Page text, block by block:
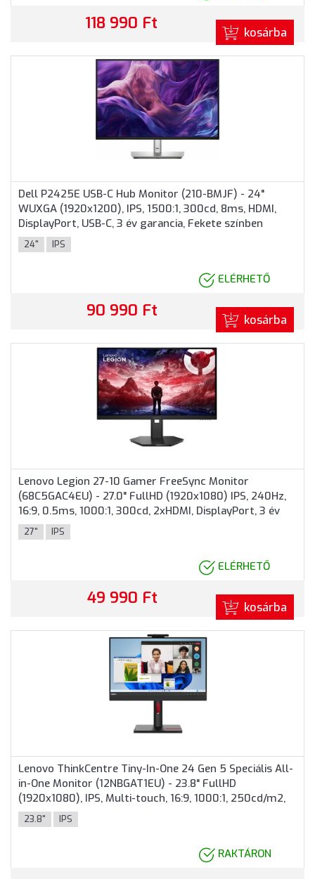
118 990 Ft kosárba
Dell P2425E USB-C Hub Monitor (210-BMJF) - 24"
WUXGA (1920x1200), IPS, 1500:1, 300cd, 8ms, HDMI,
DisplayPort, USB-C, 3 év garancia, Fekete színben
24" IPS
ELÉRHETŐ
90 990 Ft kosárba
Lenovo Legion 27-10 Gamer FreeSync Monitor
(68C5GAC4EU) - 27.0" FullHD (1920x1080) IPS, 240Hz,
16:9, 0.5ms, 1000:1, 300cd, 2xHDMI, DisplayPort, 3 év
garancia, Fekete színben
27" IPS
ELÉRHETŐ
49 990 Ft kosárba
Lenovo ThinkCentre Tiny-In-One 24 Gen 5 Speciális All-
in-One Monitor (12NBGAT1EU) - 23.8" FullHD
(1920x1080), IPS, Multi-touch, 16:9, 1000:1, 250cd/m2,
4ms, Kamera, HDMI, DisplayPort, 3 év garancia, Fekete
színben
23.8" IPS
RAKTÁRON